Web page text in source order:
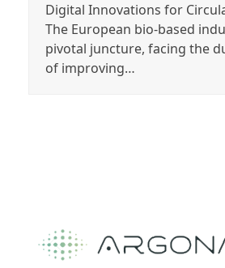
Digital Innovations for
The European bio-based
pivotal juncture, facing the
of improving…